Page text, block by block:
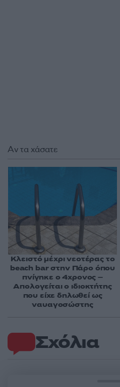
Σχόλια
Αν τα χάσατε
Κλειστό μέχρι νεοτέρας το
beach bar στην Πάρο όπου
πνίγηκε ο 4χρονος –
Απολογείται ο ιδιοκτήτης
που είχε δηλωθεί ως
ναυαγοσώστης